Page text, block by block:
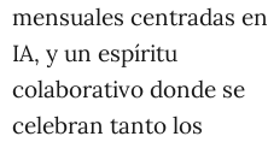
mensuales centradas en
IA, y un espíritu
colaborativo donde se
celebran tanto los